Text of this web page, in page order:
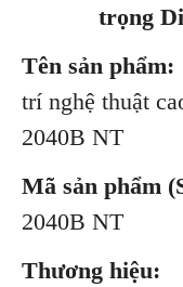
trọng
Tên sản
trí nghệ thuật
2040B NT
Mã sản phẩm
2040B NT
Thương hiệu: